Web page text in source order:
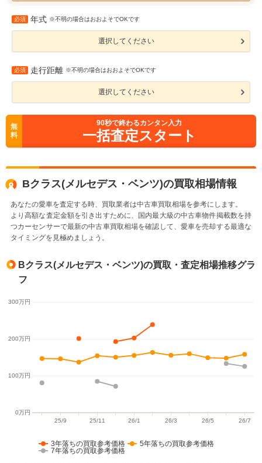
必須 年式 ※不明の場合はおおよそでOKです
選択してください
必須 走行距離 ※不明の場合はおおよそでOKです
選択してください
無
料
90秒で終わるカンタン入力
一括査定スタート
Bクラス(メルセデス・ベンツ)の買取相場情報
あなたの愛車を査定する時、買取業者は中古車買取相場を参考にします。
より高額な査定金額を引き出すために、国内最大級の中古車物件掲載数を持
つカーセンサーで最新の中古車買取相場を確認して、愛車を売却する最適な
タイミングを見極めましょう。
Bクラス(メルセデス・ベンツ)の買取・査定相場推移グラ
フ
3年落ちの買取参考価格
5年落ちの買取参考価格
7年落ちの買取参考価格